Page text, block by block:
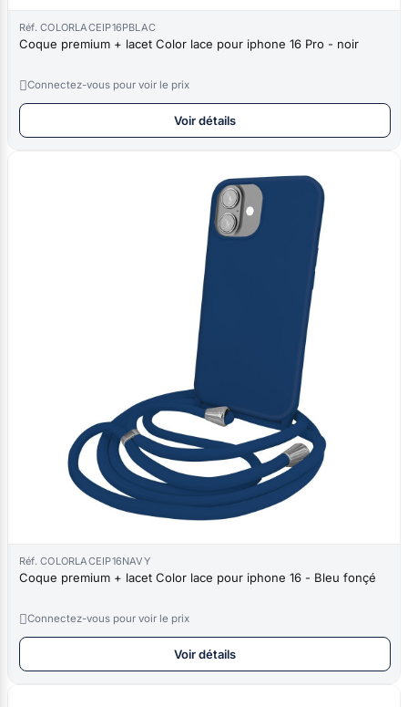
Réf. COLORLACEIP16PBLAC
Coque premium + lacet Color lace pour iphone 16 Pro - noir
Connectez-vous pour voir le prix
Voir détails
Réf. COLORLACEIP16NAVY
Coque premium + lacet Color lace pour iphone 16 - Bleu fonçé
Connectez-vous pour voir le prix
Voir détails